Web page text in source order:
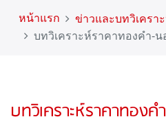
หน้าแรก
ข่าวและบทวิเครา
บทวิเคราะห์ราคาทองคำ-น
บทวิเคราะห์ราคาทอง